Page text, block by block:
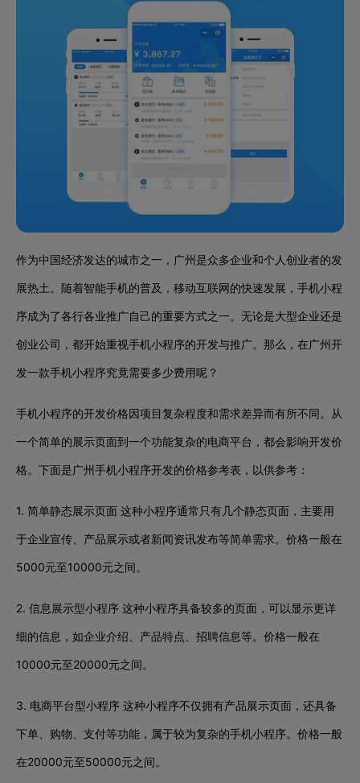
作为中国经济发达的城市之一，广州是众多企业和个人创业者的发
展热土。随着智能手机的普及，移动互联网的快速发展，手机小程
序成为了各行各业推广自己的重要方式之一。无论是大型企业还是
创业公司，都开始重视手机小程序的开发与推广。那么，在广州开
发一款手机小程序究竟需要多少费用呢？
手机小程序的开发价格因项目复杂程度和需求差异而有所不同。从
一个简单的展示页面到一个功能复杂的电商平台，都会影响开发价
格。下面是广州手机小程序开发的价格参考表，以供参考：
1. 简单静态展示页面 这种小程序通常只有几个静态页面，主要用
于企业宣传、产品展示或者新闻资讯发布等简单需求。价格一般在
5000元至10000元之间。
2. 信息展示型小程序 这种小程序具备较多的页面，可以显示更详
细的信息，如企业介绍、产品特点、招聘信息等。价格一般在
10000元至20000元之间。
3. 电商平台型小程序 这种小程序不仅拥有产品展示页面，还具备
下单、购物、支付等功能，属于较为复杂的手机小程序。价格一般
在20000元至50000元之间。